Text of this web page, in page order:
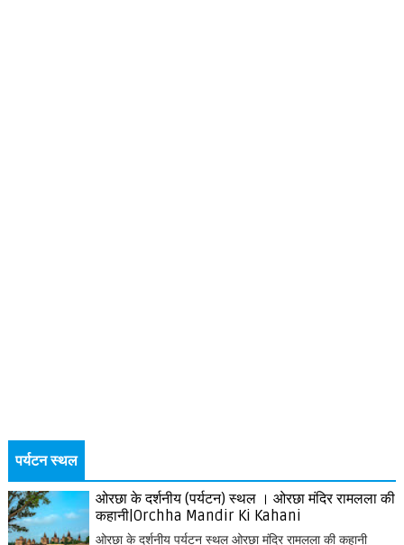
पर्यटन स्थल
ओरछा के दर्शनीय (पर्यटन) स्थल । ओरछा मंदिर रामलला की
कहानी|Orchha Mandir Ki Kahani
ओरछा के दर्शनीय पर्यटन स्थल ओरछा मंदिर रामलला की कहानी